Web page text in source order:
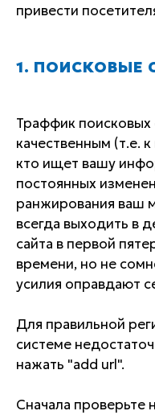
привести
1. ПОИСКОВЫЕ
Траффик поисковых
качественным (т.е.
кто ищет вашу
постоянных
ранжирования ваш
всегда выходить в
сайта в первой
времени, но не
усилия оправдают
Для правильной
системе
нажать "add url".
Сначала проверьте